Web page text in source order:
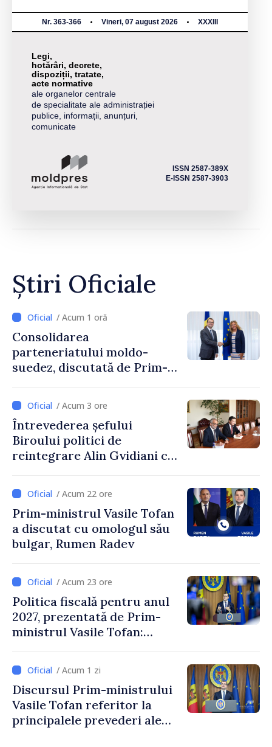
Nr. 363-366 Vineri, 07 august 2026 XXXIII
Legi,
hotărâri, decrete,
dispoziții, tratate,
acte normative
ale organelor centrale
de specialitate ale administrației
publice, informații, anunțuri,
comunicate
ISSN 2587-389X
E-ISSN 2587-3903
Știri Oficiale
/ Acum 1 oră
Consolidarea
parteneriatului moldo-
suedez, discutată de Prim-
Ambasadoarea Suediei,
Petra Lärke/ Acum 3 ore
Întrevederea șefului
Biroului politici de
reintegrare Alin Gvidiani cu
Comitetului Internațional al
Crucii Roșii în Moldova
/ Acum 22 ore
Prim-ministrul Vasile Tofan
a discutat cu omologul său
bulgar, Rumen Radev
/ Acum 23 ore
Politica fiscală pentru anul
2027, prezentată de Prim-
ministrul Vasile Tofan:
stimularea investițiilor și o
taxare mai echitabilă
/ Acum 1 zi
Discursul Prim-ministrului
Vasile Tofan referitor la
principalele prevederi ale